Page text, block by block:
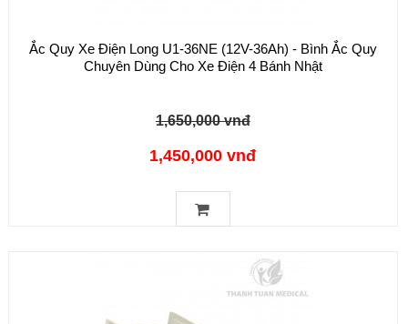
Ắc Quy Xe Điện Long U1-36NE (12V-36Ah) - Bình Ắc Quy
Chuyên Dùng Cho Xe Điện 4 Bánh Nhật
1,650,000 vnđ
1,450,000 vnđ